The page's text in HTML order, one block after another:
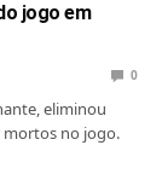
jogo em
0
eliminou
mortos no jogo.